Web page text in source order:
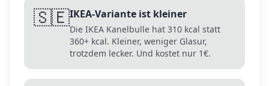
🇸🇪IKEA-Variante ist kleiner
Die IKEA Kanelbulle hat 310 kcal statt
360+ kcal. Kleiner, weniger Glasur,
trotzdem lecker. Und kostet nur 1€.